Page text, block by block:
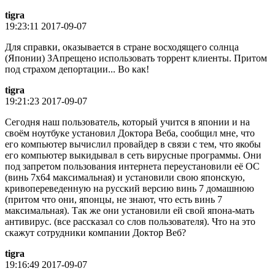
tigra
19:23:11 2017-09-07
Для справки, оказывается в стране восходящего солнца
(Японии) ЗАпрещено использовать торрент клиенты. Притом
под страхом депортации... Во как!
tigra
19:21:23 2017-09-07
Сегодня наш пользователь, который учится в японии и на
своём ноутбуке установил Доктора Веба, сообщил мне, что
его компьютер вычислил провайдер в связи с тем, что якобы
его компьютер выкидывал в сеть вирусные программы. Они
под запретом пользования интернета переустановили её ОС
(винь 7х64 максимальная) и установили свою японскую,
кривопереведенную на русский версию винь 7 домашнюю
(притом что они, японцы, не знают, что есть винь 7
максимальная). Так же они установили ей свой япона-мать
антивирус. (все рассказал со слов пользователя). Что на это
скажут сотрудники компании Доктор Веб?
tigra
19:16:49 2017-09-07